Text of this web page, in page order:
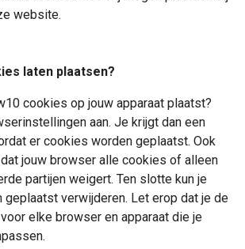
website.
laten plaatsen?
cookies op jouw apparaat plaatst?
aan. Je krijgt dan een
er cookies worden geplaatst. Ook
jouw browser alle cookies of alleen
partijen weigert. Ten slotte kun je
verwijderen. Let erop dat je de
elke browser en apparaat die je